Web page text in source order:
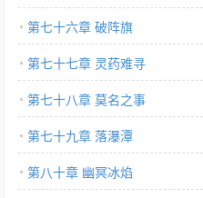
第七十六章 破阵旗
第七十七章 灵药难寻
第七十八章 莫名之事
第七十九章 落瀑潭
第八十章 幽冥冰焰